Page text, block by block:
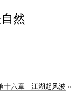
然
十六章 江湖起风波 »